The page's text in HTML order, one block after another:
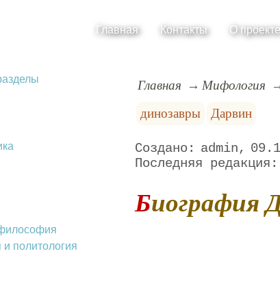
Главная Контакты О проекте
философия
и политология
Главная Мифология
динозавры
Дарвин
admin
Биография